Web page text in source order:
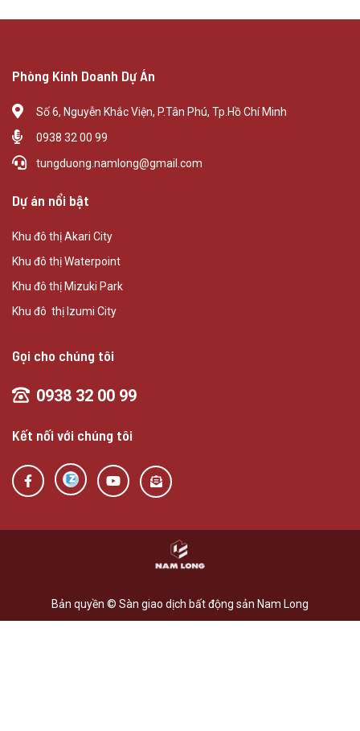
Phòng Kinh Doanh Dự Án
Số 6, Nguyễn Khắc Viện, P.Tân Phú, Tp.Hồ Chí Minh
0938 32 00 99
tungduong.namlong@gmail.com
Dự án nổi bật
Khu đô thị Akari City
Khu đô thị Waterpoint
Khu đô thị Mizuki Park
Khu đô thị Izumi City
Gọi cho chúng tôi
0938 32 00 99
Kết nối với chúng tôi
Bản quyền © Sàn giao dịch bất động sản Nam Long